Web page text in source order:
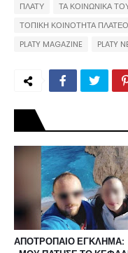
ΠΛΑΤΥ
ΤΑ ΚΟΙΝΩΝΙΚΑ
ΤΟΠΙΚΗ ΚΟΙΝΟΤΗΤΑ
PLATY MAGAZINE
PLATY
ΑΠΟΤΡΟΠΑΙΟ ΕΓΚΛΗΜΑ: